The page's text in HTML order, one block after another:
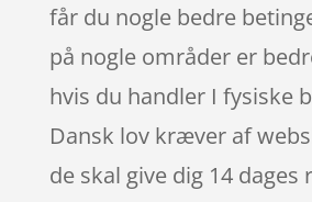
får du nogle bedre
på nogle områder er
hvis du handler I fysiske
Dansk lov kræver af
de skal give dig 14